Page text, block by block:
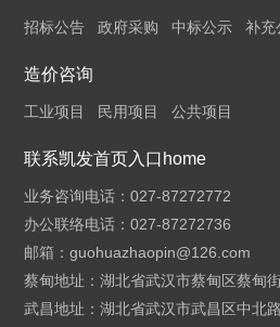
招标公告 政府采购 中标公示 补充
造价咨询
工业项目 民用项目 公共项目
联系凯发首页入口home
业务咨询电话：027-87272772
办公联络电话：027-87272736
邮箱：guohuazhaopin@126.com
蔡甸地址：湖北省武汉市蔡甸区蔡甸
武昌地址：湖北省武汉市武昌区中北